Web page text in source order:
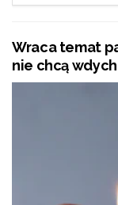
Wraca temat
nie chcą